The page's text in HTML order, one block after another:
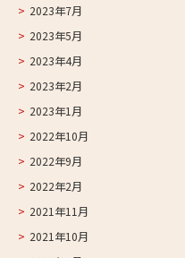
2023年7月
2023年5月
2023年4月
2023年2月
2023年1月
2022年10月
2022年9月
2022年2月
2021年11月
2021年10月